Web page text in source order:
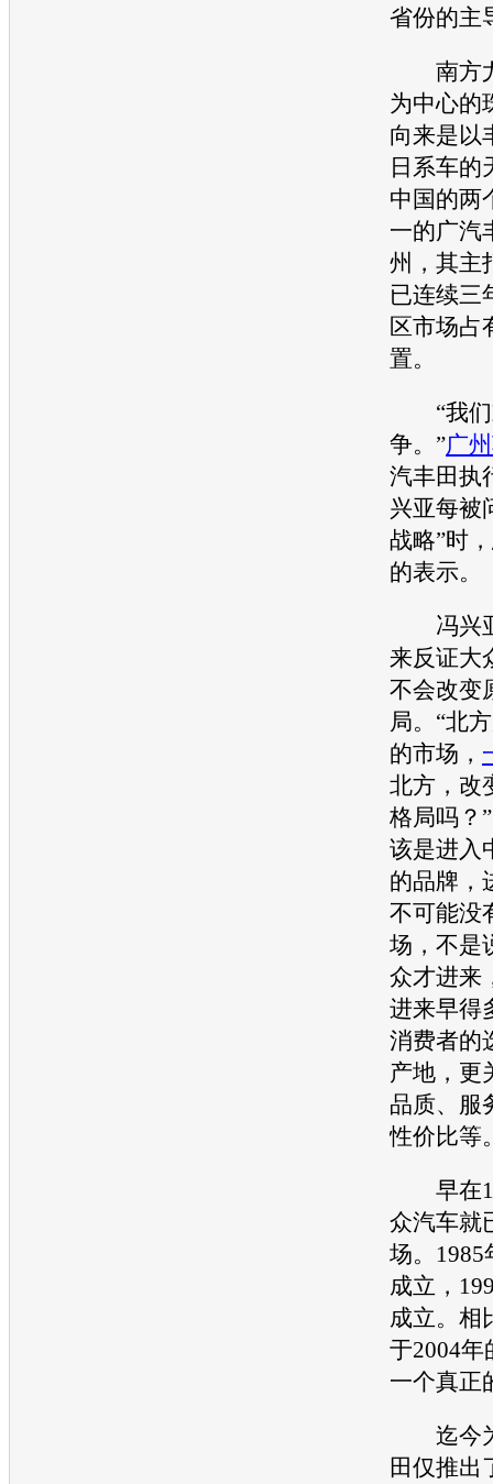
省份的主
南方尤
为中心的
向来是以
日系车的
中国的两
一的广汽
州，其主
已连续三
区市场占
置。
“我们
争。”广
汽丰田执
兴亚每被
战略”时
的表示。
冯兴
来反证大
不会改变
局。“北
的市场，
北方，改
格局吗？
该是进入
的品牌，
不可能没
场，不是
众才进来
进来早得
消费者的
产地，更
品质、服
性价比等
早在
众汽车就
场。1985
成立，
成立。相
于2004年
一个真正
迄今为
田仅推出